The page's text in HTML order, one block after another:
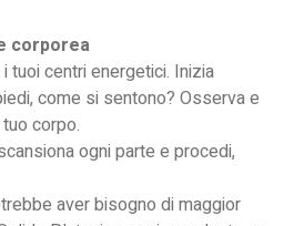
corporea
tuoi centri energetici. Inizia
come si sentono? Osserva e
corpo.
ogni parte e procedi,
aver bisogno di maggior